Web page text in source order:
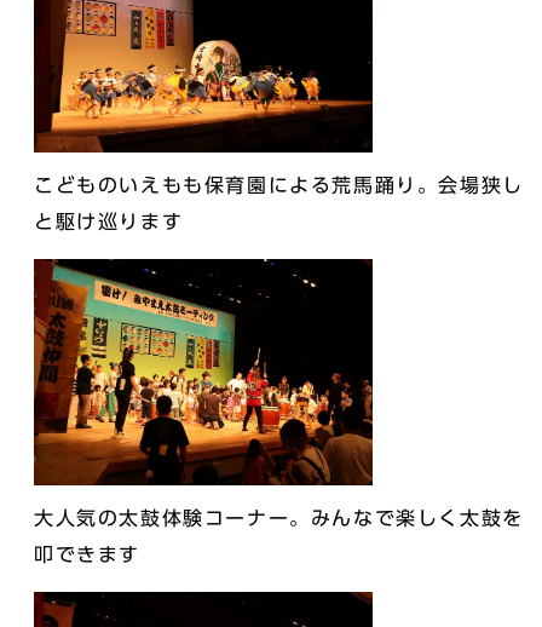
こどものいえもも保育園による荒馬踊り。会場狭し
と駆け巡ります
大人気の太鼓体験コーナー。みんなで楽しく太鼓を
叩できます